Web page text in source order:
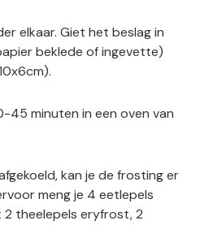
elkaar. Giet het beslag in
beklede of ingevette)
45 minuten in een oven van
kan je de frosting er
meng je 4 eetlepels
2 theelepels eryfrost, 2